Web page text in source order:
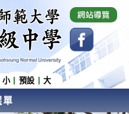
Affiliated Senior
Normal
小 預設 大
單